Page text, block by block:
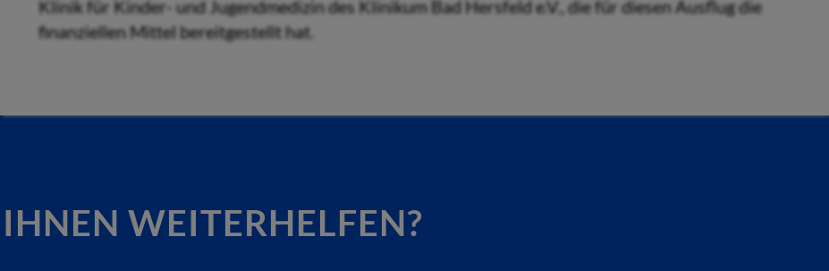
Klinik für Kinder- und Jugendmedizin des Klinikum Bad Hersfeld e.V., die für diesen Ausflug die
finanziellen Mittel bereitgestellt hat.
WEITERHELFEN?